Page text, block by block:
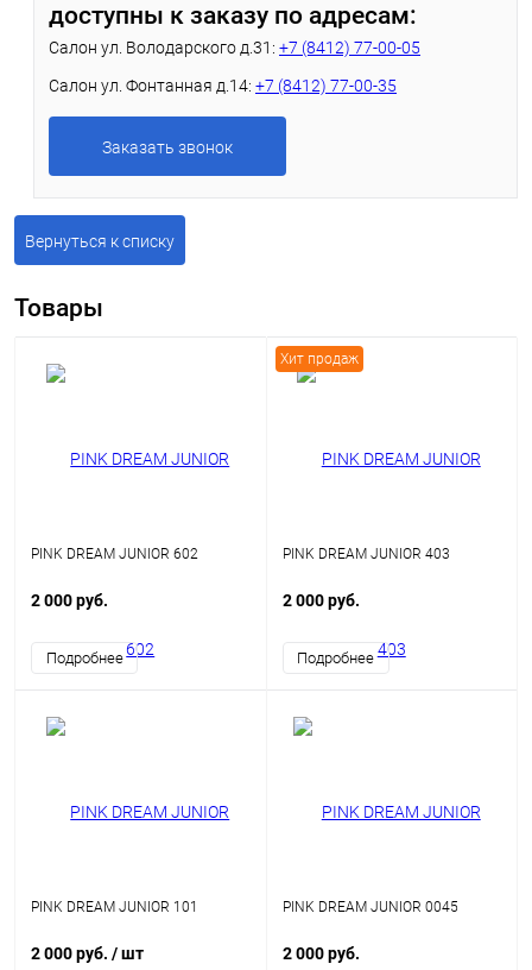
доступны к заказу по адресам:
Салон ул. Володарского д.31: +7 (8412) 77-00-05
Салон ул. Фонтанная д.14: +7 (8412) 77-00-35
Заказать звонок
Вернуться к списку
Товары
PINK DREAM JUNIOR 602
2 000 руб.
Подробнее
Хит продаж
PINK DREAM JUNIOR 403
2 000 руб.
Подробнее
PINK DREAM JUNIOR 101
2 000 руб. / шт
PINK DREAM JUNIOR 0045
2 000 руб.